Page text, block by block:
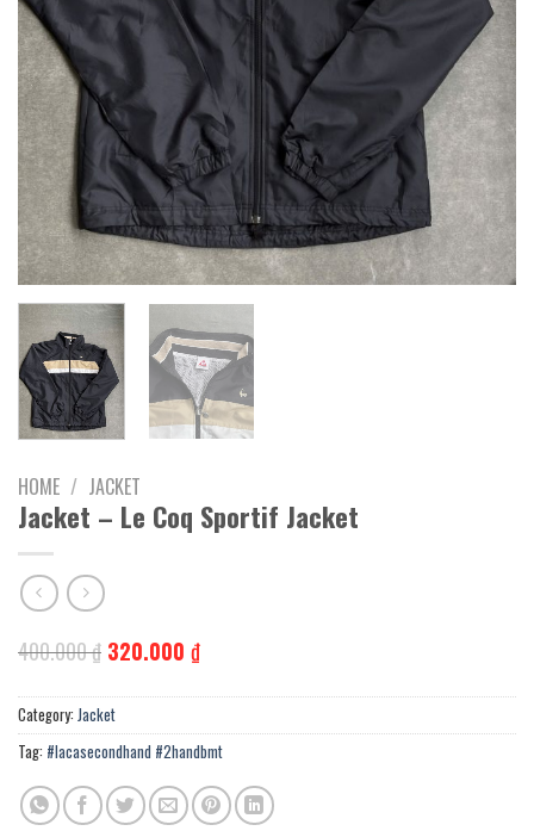
HOME / JACKET
Jacket – Le Coq Sportif Jacket
400.000₫
Original
price
400.000 ₫.
320.000₫
Current
price
320.000 ₫.
Category: Jacket
Tag: #lacasecondhand #2handbmt